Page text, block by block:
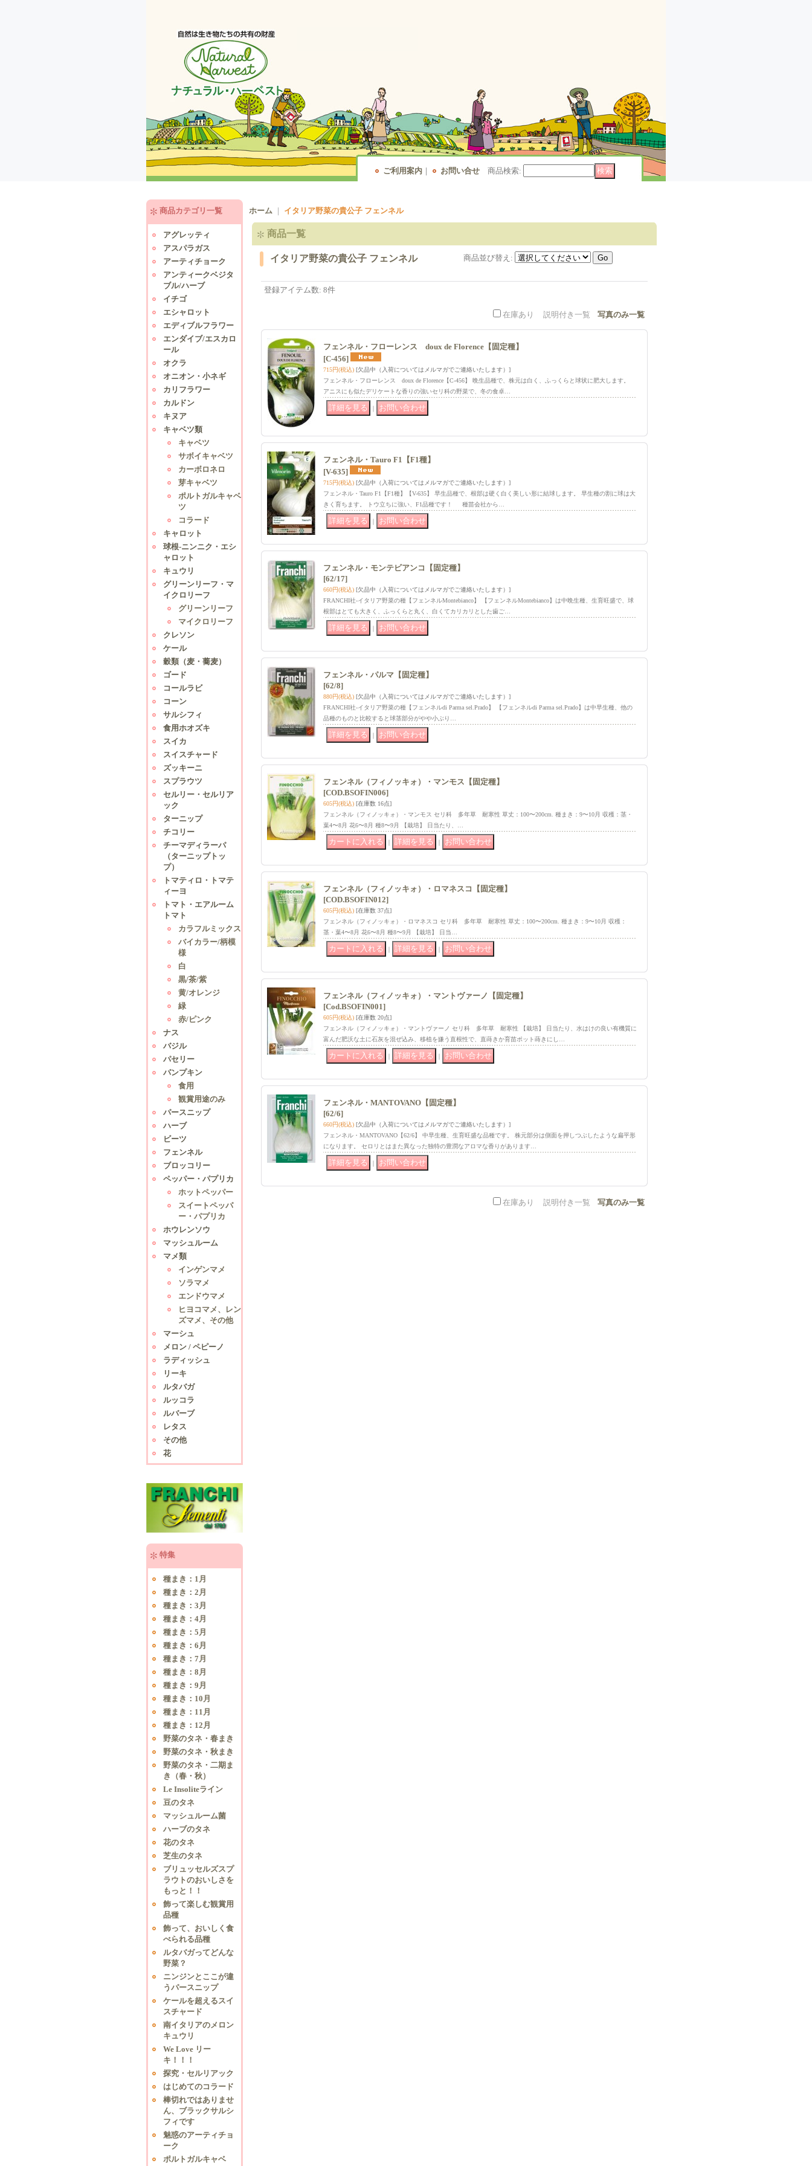
ご利用案内 ｜ お問い合せ 商品検索:
商品カテゴリ一覧
アグレッティ
アスパラガス
アーティチョーク
アンティークベジタ
ブル/ハーブ
イチゴ
エシャロット
エディブルフラワー
エンダイブ/エスカロ
ール
オクラ
オニオン・小ネギ
カリフラワー
カルドン
キヌア
キャベツ類
キャベツ
サボイキャベツ
カーボロネロ
芽キャベツ
ポルトガルキャベ
ツ
コラード
キャロット
球根-ニンニク・エシ
ャロット
キュウリ
グリーンリーフ・マ
イクロリーフ
グリーンリーフ
マイクロリーフ
クレソン
ケール
穀類（麦・蕎麦）
ゴード
コールラビ
コーン
サルシフィ
食用ホオズキ
スイカ
スイスチャード
ズッキーニ
スプラウツ
セルリー・セルリア
ック
ターニップ
チコリー
チーマディラーパ
（ターニップトッ
プ）
トマティロ・トマテ
ィーヨ
トマト・エアルーム
トマト
カラフルミックス
バイカラー/柄模
様
白
黒/茶/紫
黄/オレンジ
緑
赤/ピンク
ナス
バジル
パセリー
パンプキン
食用
観賞用途のみ
パースニップ
ハーブ
ビーツ
フェンネル
ブロッコリー
ペッパー・パプリカ
ホットペッパー
スイートペッパ
ー・パプリカ
ホウレンソウ
マッシュルーム
マメ類
インゲンマメ
ソラマメ
エンドウマメ
ヒヨコマメ、レン
ズマメ、その他
マーシュ
メロン / ペピーノ
ラディッシュ
リーキ
ルタバガ
ルッコラ
ルバーブ
レタス
その他
花
特集
種まき：1月
種まき：2月
種まき：3月
種まき：4月
種まき：5月
種まき：6月
種まき：7月
種まき：8月
種まき：9月
種まき：10月
種まき：11月
種まき：12月
野菜のタネ・春まき
野菜のタネ・秋まき
野菜のタネ・二期ま
き（春・秋）
Le Insoliteライン
豆のタネ
マッシュルーム菌
ハーブのタネ
花のタネ
芝生のタネ
ブリュッセルズスプ
ラウトのおいしさを
もっと！！
飾って楽しむ観賞用
品種
飾って、おいしく食
べられる品種
ルタバガってどんな
野菜？
ニンジンとここが違
うパースニップ
ケールを超えるスイ
スチャード
南イタリアのメロン
キュウリ
We Love リー
キ！！！
探究・セルリアック
はじめてのコラード
棒切れではありませ
ん、ブラックサルシ
フィです
魅惑のアーティチョ
ーク
ポルトガルキャベ
ホーム イタリア野菜の貴公子 フェンネル
商品一覧
イタリア野菜の貴公子 フェンネル 商品並び替え :
登録アイテム数: 8件
在庫あり 説明付き一覧 写真のみ一覧
フェンネル・フローレンス doux de Florence【固定種】
[C-456]
715円(税込) [欠品中（入荷についてはメルマガでご連絡いたします）]
フェンネル・フローレンス doux de Florence【C-456】 晩生品種で、株元は白く、ふっくらと球状に肥大します。
アニスにも似たデリケートな香りの強いセリ科の野菜で、冬の食卓…
フェンネル・Tauro F1【F1種】
[V-635]
715円(税込) [欠品中（入荷についてはメルマガでご連絡いたします）]
フェンネル・Tauro F1【F1種】【V-635】 早生品種で、根部は硬く白く美しい形に結球します。 早生種の割に球は大
きく育ちます。 トウ立ちに強い、F1品種です！ 種苗会社から…
フェンネル・モンテビアンコ【固定種】
[62/17]
660円(税込) [欠品中（入荷についてはメルマガでご連絡いたします）]
FRANCHI社-イタリア野菜の種【フェンネルMontebianco】 【フェンネルMontebianco】は中晩生種、生育旺盛で、球
根部はとても大きく、ふっくらと丸く、白くてカリカリとした歯ご…
フェンネル・パルマ【固定種】
[62/8]
880円(税込) [欠品中（入荷についてはメルマガでご連絡いたします）]
FRANCHI社-イタリア野菜の種【フェンネルdi Parma sel.Prado】 【フェンネルdi Parma sel.Prado】は中早生種、他の
品種のものと比較すると球茎部分がやや小ぶり…
フェンネル（フィノッキォ）・マンモス【固定種】
[COD.BSOFIN006]
605円(税込) [在庫数 16点]
フェンネル（フィノッキォ）・マンモス セリ科 多年草 耐寒性 草丈：100〜200cm. 種まき：9〜10月 収穫：茎・
葉4〜8月 花6〜8月 種8〜9月 【栽培】 日当たり、…
フェンネル（フィノッキォ）・ロマネスコ【固定種】
[COD.BSOFIN012]
605円(税込) [在庫数 37点]
フェンネル（フィノッキォ）・ロマネスコ セリ科 多年草 耐寒性 草丈：100〜200cm. 種まき：9〜10月 収穫：
茎・葉4〜8月 花6〜8月 種8〜9月 【栽培】 日当…
フェンネル（フィノッキォ）・マントヴァーノ【固定種】
[Cod.BSOFIN001]
605円(税込) [在庫数 20点]
フェンネル（フィノッキォ）・マントヴァーノ セリ科 多年草 耐寒性 【栽培】 日当たり、水はけの良い有機質に
富んだ肥沃な土に石灰を混ぜ込み、移植を嫌う直根性で、直蒔きか育苗ポット蒔きにし…
フェンネル・MANTOVANO【固定種】
[62/6]
660円(税込) [欠品中（入荷についてはメルマガでご連絡いたします）]
フェンネル・MANTOVANO【62/6】 中早生種、生育旺盛な品種です。 株元部分は側面を押しつぶしたような扁平形
になります。 セロリとはまた異なった独特の豊潤なアロマな香りがあります…
在庫あり 説明付き一覧 写真のみ一覧